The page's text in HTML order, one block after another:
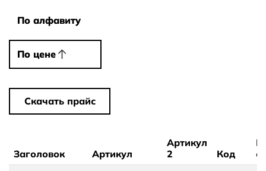
По алфавиту
По алфавиту
По цене
По цене
Скачать прайс
Заголовок Артикул
Артикул
2
Код